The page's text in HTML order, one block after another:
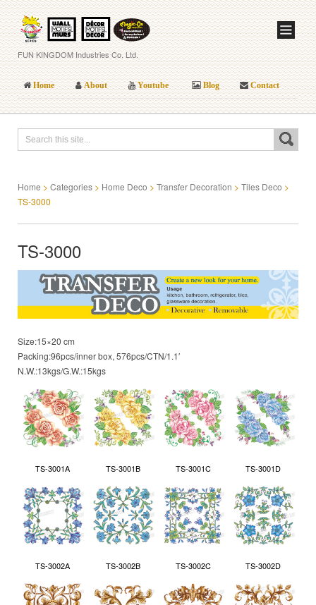
FUN KINGDOM Industries Co. Ltd.
Home About Youtube Blog Contact
Home > Categories > Home Deco > Transfer Decoration > Tiles Deco >
TS-3000
TS-3000
Size:15×20 cm
Packing:96pcs/inner box, 576pcs/CTN/1.1′
N.W.:13kgs/G.W.:15kgs
TS-3001A TS-3001B TS-3001C TS-3001D
TS-3002A TS-3002B TS-3002C TS-3002D